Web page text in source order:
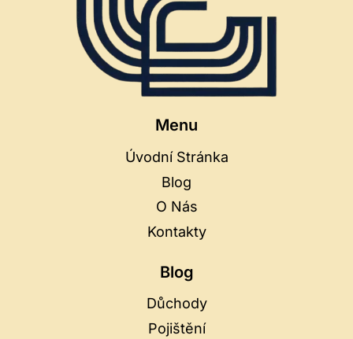
Menu
Úvodní Stránka
Blog
O Nás
Kontakty
Blog
Důchody
Pojištění